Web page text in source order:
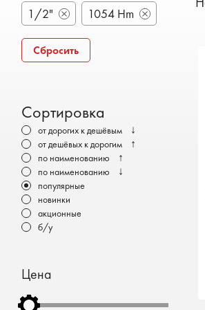
Электромобили
1/2" 1054 Hm
Сбросить
Сортировка
от дорогих к дешёвым ↓
от дешёвых к дорогим ↑
по наименованию ↑
по наименованию ↓
популярные
новинки
акционные
б/у
Цена